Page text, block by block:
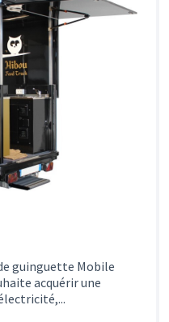
guinguette Mobile
acquérir une